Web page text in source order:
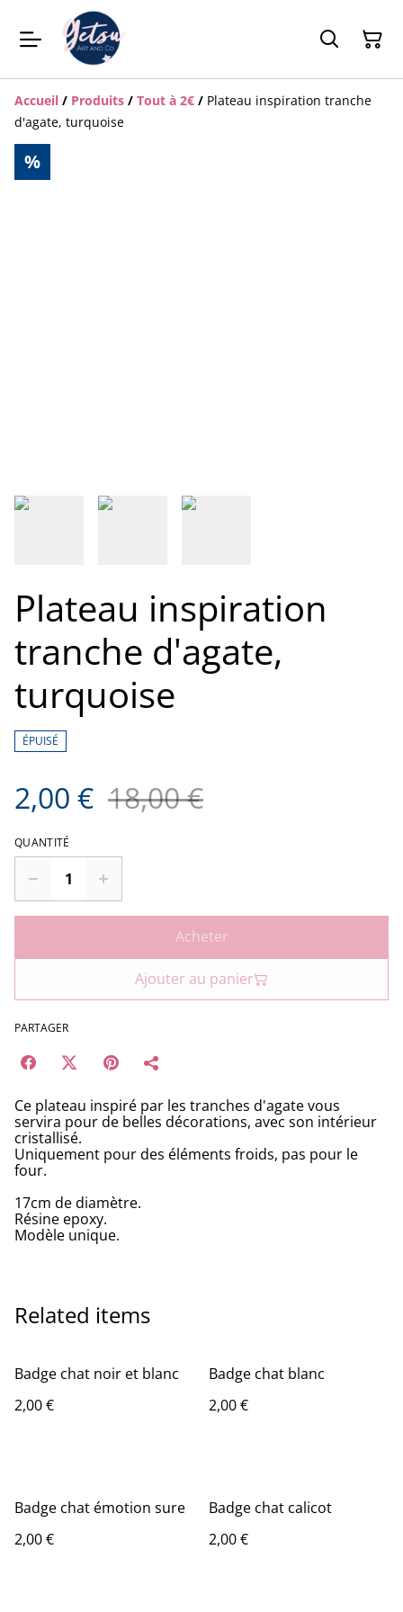
Accueil / Produits / Tout à 2€ / Plateau inspiration tranche
d'agate, turquoise
%
Plateau inspiration
tranche d'agate,
turquoise
ÉPUISÉ
2,00 € 18,00 €
QUANTITÉ
Acheter
Ajouter au panier
PARTAGER
Ce plateau inspiré par les tranches d'agate vous
servira pour de belles décorations, avec son intérieur
cristallisé.
Uniquement pour des éléments froids, pas pour le
four.
17cm de diamètre.
Résine epoxy.
Modèle unique.
Related items
Badge chat noir et blanc
2,00 €
Badge chat blanc
2,00 €
Badge chat émotion sure
2,00 €
Badge chat calicot
2,00 €